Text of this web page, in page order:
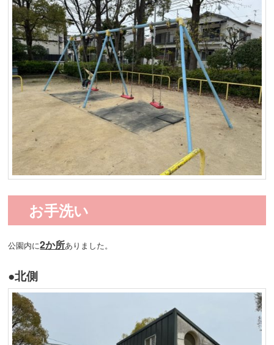
お手洗い
公園内に2か所ありました。
●北側